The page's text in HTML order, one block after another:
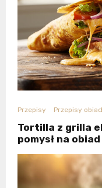
Przepisy Przepisy
Tortilla z grilla
pomysł na obiad